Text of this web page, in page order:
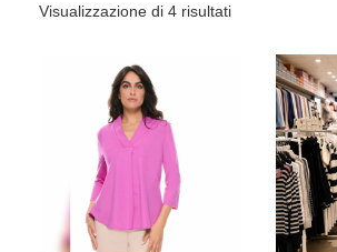
Visualizzazione di 4 risultati